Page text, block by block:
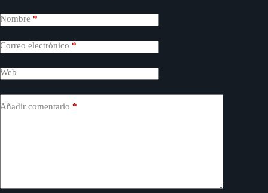
Nombre *
Correo electrónico *
Web
Añadir comentario *